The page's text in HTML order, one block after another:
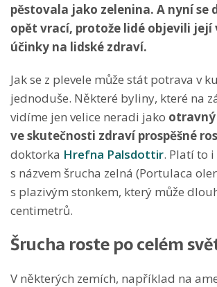
pěstovala jako zelenina. A nyní se
opět vrací, protože lidé objevili její
účinky na lidské zdraví.
Jak se z plevele může stát potrava v
jednoduše. Některé byliny, které na
vidíme jen velice neradi jako otravný
ve skutečnosti zdraví prospěšné
doktorka Hrefna Palsdottir. Platí to
s názvem šrucha zelná (Portulaca
s plazivým stonkem, který může
centimetrů.
Šrucha roste po celém
V některých zemích, například na